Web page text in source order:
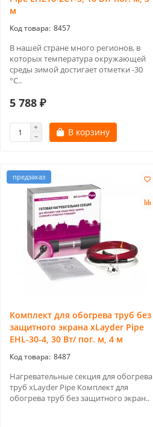
м
8457
В нашей стране много регионов, в
которых температура окружающей
среды зимой достигает отметки -30
°С..
5 788 ₽
В корзину
предзаказ
Комплект для обогрева труб без
защитного экрана xLayder Pipe
EHL-30-4, 30 Вт/ пог. м, 4 м
8487
Нагревательные секция для обогрева
труб xLayder Pipe Комплект для
обогрева труб без защитного экран..